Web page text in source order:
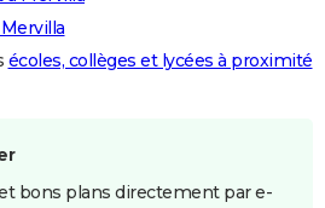
écoles, collèges et lycées à proximité
bons plans directement par e-